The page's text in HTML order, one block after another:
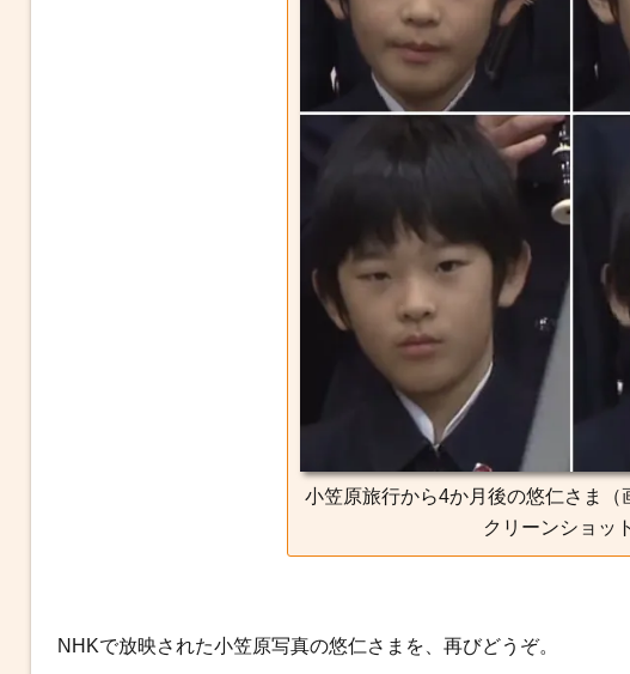
小笠原旅行から4か月後の悠仁さま（
クリーンショット
NHKで放映された小笠原写真の悠仁さまを、再びどうぞ。